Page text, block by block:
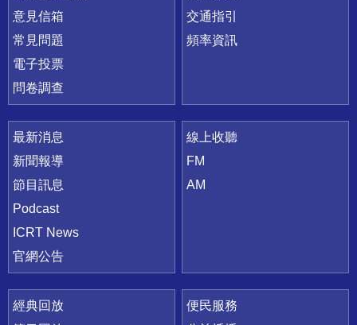
意見信箱
常見問題
電子投票
問卷調查
交通指引
頻率資訊
最新消息
新聞報導
節目訊息
Podcast
ICRT News
官網公告
線上收聽
FM
AM
經典回放
便民服務